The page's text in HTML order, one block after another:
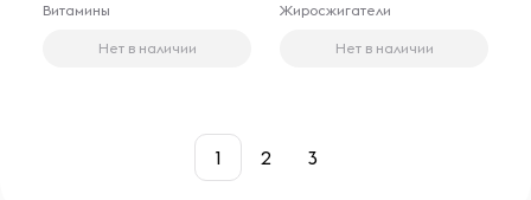
Витамины
Нет в наличии
Жиросжигатели
Нет в наличии
1 2 3